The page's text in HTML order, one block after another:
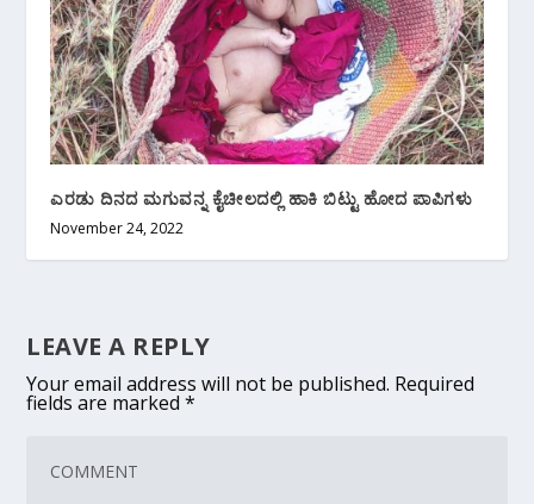
ಎರಡು ದಿನದ ಮಗುವನ್ನ ಕೈಚೀಲದಲ್ಲಿ ಹಾಕಿ ಬಿಟ್ಟು ಹೋದ ಪಾಪಿಗಳು
November 24, 2022
LEAVE A REPLY
Your email address will not be published. Required
fields are marked*